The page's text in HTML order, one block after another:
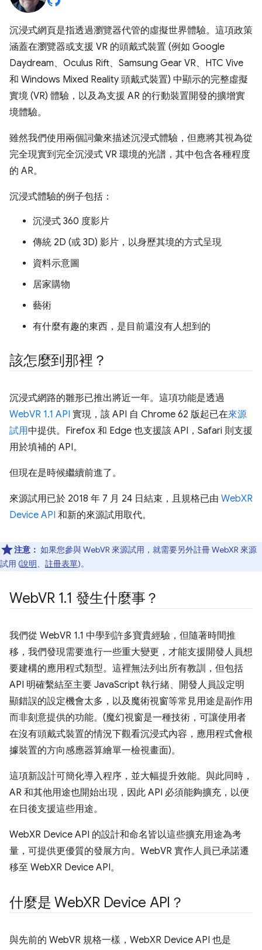
沉浸式網頁是指透過瀏覽器代管的虛擬世界體驗。這項政策
涵蓋在瀏覽器或支援 VR 的頭戴式裝置 (例如 Google
Daydream、Oculus Rift、Samsung Gear VR、HTC Vive
和 Windows Mixed Reality 頭戴式裝置) 中顯示的完整虛擬
實境 (VR) 體驗，以及為支援 AR 的行動裝置開發的擴增實
境體驗。
雖然我們使用兩個詞彙來描述沉浸式體驗，但應將其視為從
完全現實到完全沉浸式 VR 環境的光譜，其中包含各種程度
的 AR。
沉浸式體驗的例子包括：
沉浸式 360 度影片
傳統 2D (或 3D) 影片，以身歷其境的方式呈現
資料示意圖
居家購物
藝術
有什麼有趣的東西，是目前還沒有人想到的
該怎麼到那裡？
沉浸式網路的雛形已推出將近一年。這項功能是透過
WebVR 1.1 API 實現，該 API 自 Chrome 62 版起已在來源
試用中提供。Firefox 和 Edge 也支援該 API，Safari 則支援
用於填補的 API。
但現在是時候繼續前進了。
來源試用已於 2018 年 7 月 24 日結束，且規格已由 WebXR
Device API 和新的來源試用取代。
注意： 如果您參與 WebVR 來源試用，就需要另外註冊 WebXR 來源
試用 (說明、 註冊表單)。
WebVR 1.1 發生什麼事？
我們從 WebVR 1.1 中學到許多寶貴經驗，但隨著時間推
移，我們發現需要進行一些重大變更，才能支援開發人員想
要建構的應用程式類型。這裡無法列出所有教訓，但包括
API 明確繫結至主要 JavaScript 執行緒、開發人員設定明
顯錯誤的設定機會太多，以及魔術視窗等常見用途是副作用
而非刻意提供的功能。(魔幻視窗是一種技術，可讓使用者
在沒有頭戴式裝置的情況下觀看沉浸式內容，應用程式會根
據裝置的方向感應器算繪單一檢視畫面)。
這項新設計可簡化導入程序，並大幅提升效能。與此同時，
AR 和其他用途也開始出現，因此 API 必須能夠擴充，以便
在日後支援這些用途。
WebXR Device API 的設計和命名皆以這些擴充用途為考
量，可提供更優質的發展方向。WebVR 實作人員已承諾遷
移至 WebXR Device API。
什麼是 WebXR Device API？
與先前的 WebVR 規格一樣，WebXR Device API 也是